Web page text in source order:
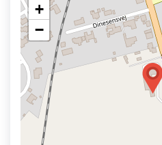
+
−